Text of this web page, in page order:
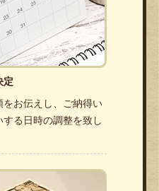
定
お伝えし、ご納得い
る日時の調整を致し